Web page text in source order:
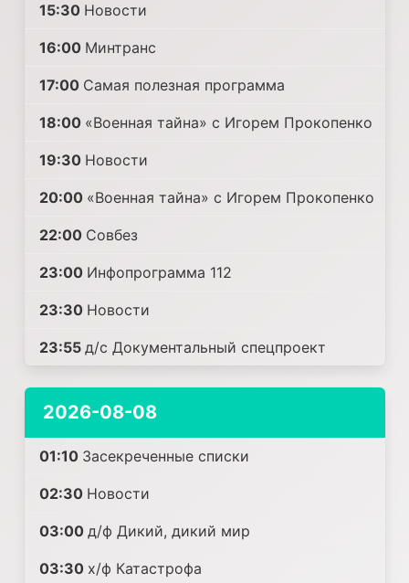
15:30 Новости
16:00 Минтранс
17:00 Самая полезная программа
18:00 «Военная тайна» с Игорем Прокопенко
19:30 Новости
20:00 «Военная тайна» с Игорем Прокопенко
22:00 Совбез
23:00 Инфопрограмма 112
23:30 Новости
23:55 д/с Документальный спецпроект
2026-08-08
01:10 Заcекрeченные списки
02:30 Новости
03:00 д/ф Дикий, дикий мир
03:30 х/ф Катастрофа